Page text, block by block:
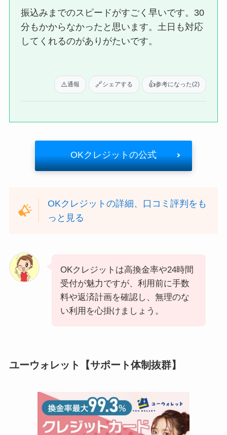
振込みまでのスピードがすごく早いです。30
分もかからなかったと思います。土日も対応
してくれるのがありがたいです。
👍参考になった(2)
🔗シェアする
⚠️通報
OKクレジットの公式
OKクレジットの詳細、口コミ評判をも
っと見る
OKクレジットは高換金率や24時間
受付が魅力ですが、利用前に手数
料や返済計画を確認し、無理のな
い利用を心掛けましょう。
ユーウォレット【サポート体制抜群】